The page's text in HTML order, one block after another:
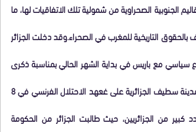
الجنوبية الصحراوية من شمولية تلك الاتفاقيات لها، ما
بالحقوق التاريخية للمغرب في الصحراء.وقد دخلت الجزائر
سياسي مع باريس في بداية الشهر الحالي بمناسبة ذكرى
مرور خمسين عاما على مذابح مدينة سطيف الجزائرية على غعهد الاحتلال الفرنسي في 8
عدد كبير من الجزائريين، حيث طالبت الجزائر من الحكومة